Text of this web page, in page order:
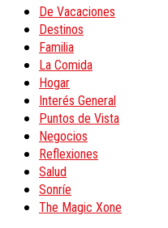
De Vacaciones
Destinos
Familia
La Comida
Hogar
Interés General
Puntos de Vista
Negocios
Reflexiones
Salud
Sonríe
The Magic Xone